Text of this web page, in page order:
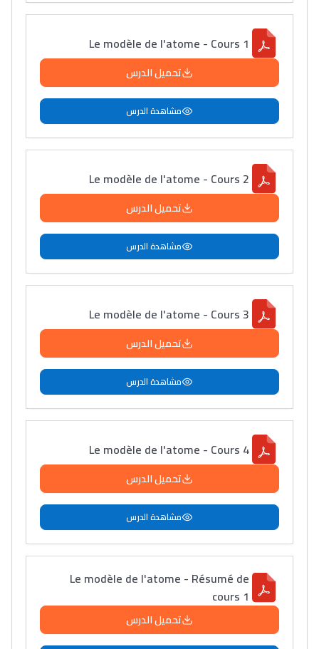
Le modèle de l'atome - Cours 1
تحميل الدرس
مشاهدة الدرس
Le modèle de l'atome - Cours 2
تحميل الدرس
مشاهدة الدرس
Le modèle de l'atome - Cours 3
تحميل الدرس
مشاهدة الدرس
Le modèle de l'atome - Cours 4
تحميل الدرس
مشاهدة الدرس
Le modèle de l'atome - Résumé de
cours 1
تحميل الدرس